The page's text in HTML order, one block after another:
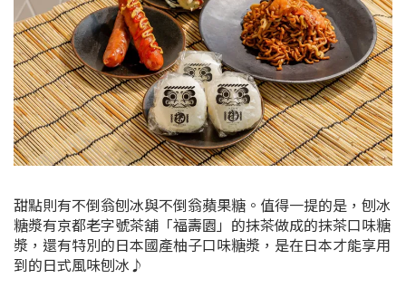
甜點則有不倒翁刨冰與不倒翁蘋果糖。值得一提的是，刨冰
糖漿有京都老字號茶舖「福壽園」的抹茶做成的抹茶口味糖
漿，還有特別的日本國產柚子口味糖漿，是在日本才能享用
到的日式風味刨冰♪